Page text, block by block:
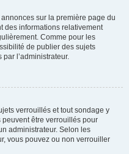
sur la première page du
des informations relativement
Comme pour les
de publier des sujets
l’administrateur.
verrouillés et tout sondage y
être verrouillés pour
administrateur. Selon les
vous pouvez ou non verrouiller